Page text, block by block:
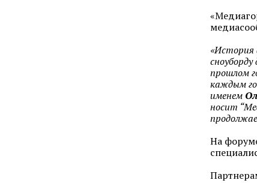
«История
прошлом
каждым
именем
носит
На